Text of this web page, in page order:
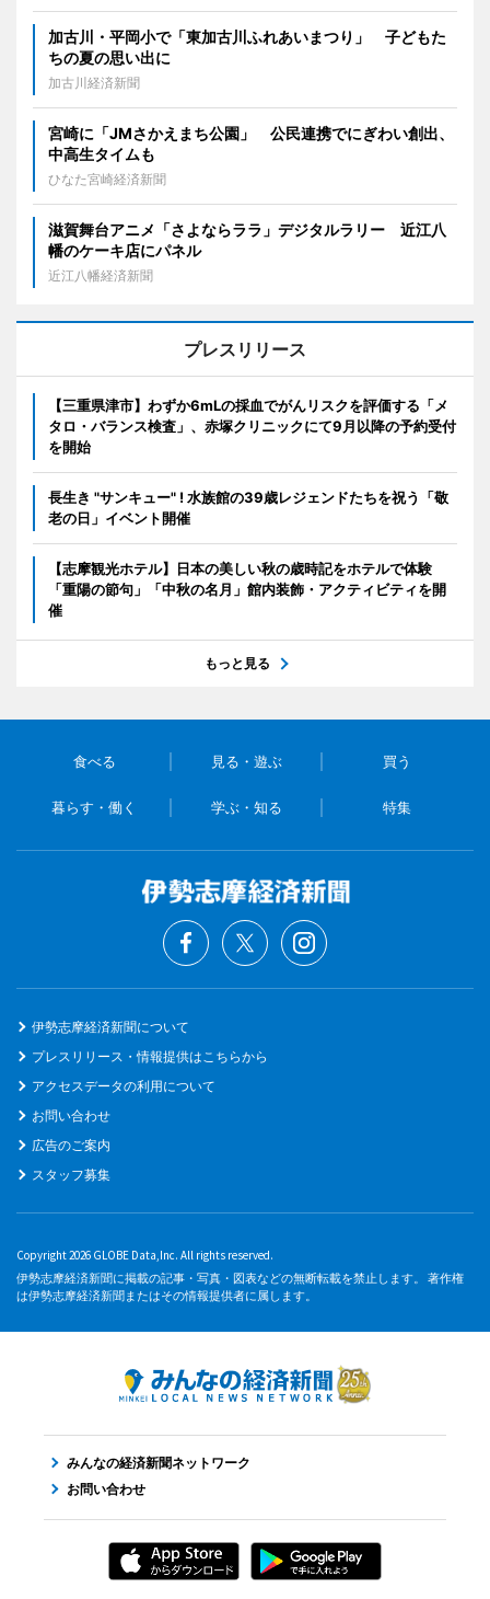
加古川・平岡小で「東加古川ふれあいまつり」 子どもた
ちの夏の思い出に
加古川経済新聞
宮崎に「JMさかえまち公園」 公民連携でにぎわい創出、
中高生タイムも
ひなた宮崎経済新聞
滋賀舞台アニメ「さよならララ」デジタルラリー 近江八
幡のケーキ店にパネル
近江八幡経済新聞
プレスリリース
【三重県津市】わずか6mLの採血でがんリスクを評価する「メ
タロ・バランス検査」、赤塚クリニックにて9月以降の予約受付
を開始
長生き "サンキュー" ! 水族館の39歳レジェンドたちを祝う「敬
老の日」イベント開催
【志摩観光ホテル】日本の美しい秋の歳時記をホテルで体験
「重陽の節句」「中秋の名月」館内装飾・アクティビティを開
催
もっと見る
食べる 見る・遊ぶ 買う
暮らす・働く 学ぶ・知る 特集
伊勢志摩経済新聞について
プレスリリース・情報提供はこちらから
アクセスデータの利用について
お問い合わせ
広告のご案内
スタッフ募集
Copyright 2026 GLOBE Data,Inc. All rights reserved.
伊勢志摩経済新聞に掲載の記事・写真・図表などの無断転載を禁止します。 著作権
は伊勢志摩経済新聞またはその情報提供者に属します。
みんなの経済新聞ネットワーク
お問い合わせ